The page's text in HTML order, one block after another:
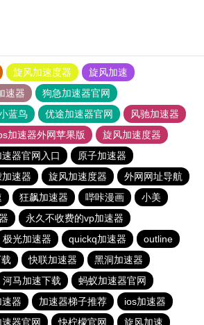
旋风加速度器
旋风加速
速器
狗急加速器官网
蓝鸟 优途加速器官网
风驰加速器
加速器外网苹果版
旋风加速度器
器官网入口
原子加速器
速器 旋风加速度器
外网网址导航
狂飙加速器 哔咔漫画
小美
永久不收费的vp加速器
极光加速器 quickq加速器
outline
快联加速器
黑洞加速器
河马加速下载
蚂蚁加速器官网
器 加速器梯子推荐
ios加速器
器官网 快柠檬官网 旋风加速